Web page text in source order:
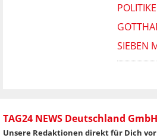
SIEBEN
TAG24 NEWS Deutschland GmbH
Unsere Redaktionen direkt für Dich